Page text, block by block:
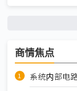
商情焦点
系统内部电